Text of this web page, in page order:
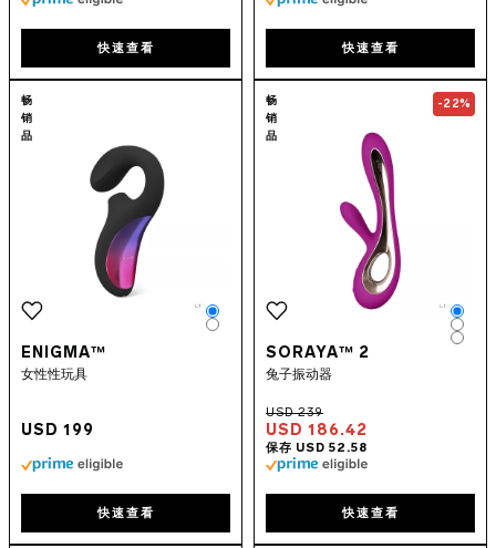
酷儿之选
快速查看 快速查看
ENIGMA™
畅
销
品
ENIGMA™
女性性玩具
USD 199
Color
Color
快速查看
Go to the
畅
销
品
-22%
SORAYA™ 2
兔子振动器
USD 186.42
快速查看